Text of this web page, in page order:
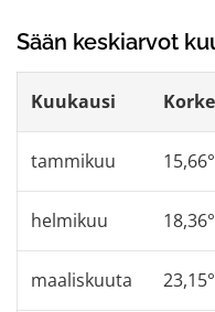
Sään keskiarvot
Kuukausi
tammikuu
helmikuu
maaliskuuta